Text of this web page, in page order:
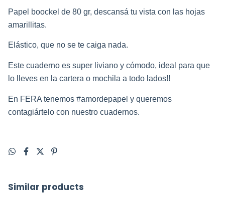
Papel boockel de 80 gr, descansá tu vista con las hojas
amarillitas.
Elástico, que no se te caiga nada.
Este cuaderno es super liviano y cómodo, ideal para que
lo lleves en la cartera o mochila a todo lados!!
En FERA tenemos #amordepapel y queremos
contagiártelo con nuestro cuadernos.
Similar products